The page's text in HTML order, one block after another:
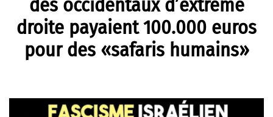
des occidentaux d’extrême
droite payaient 100.000 euros
pour des «safaris humains»